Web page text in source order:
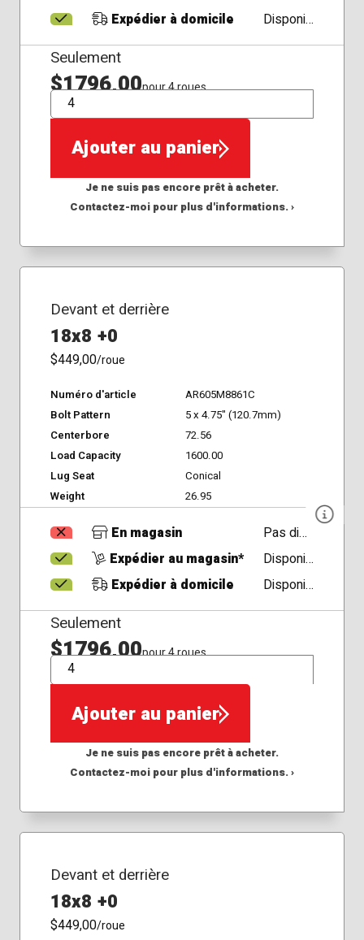
Expédier à domicile
Disponible
Seulement
$1796,00pour 4 roues
QTÉ
Ajouter au panier
Je ne suis pas encore prêt à acheter.
Contactez-moi pour plus d'informations. ›
Devant et derrière
18x8 +0
$449,00/roue
Numéro d'article
AR605M8861C
Bolt Pattern
5 x 4.75" (120.7mm)
Centerbore
72.56
Load Capacity
1600.00
Lug Seat
Conical
Weight
26.95
En magasin
Pas disponible
Expédier au magasin*
Disponible
Expédier à domicile
Disponible
Seulement
$1796,00pour 4 roues
QTÉ
Ajouter au panier
Je ne suis pas encore prêt à acheter.
Contactez-moi pour plus d'informations. ›
Devant et derrière
18x8 +0
$449,00/roue